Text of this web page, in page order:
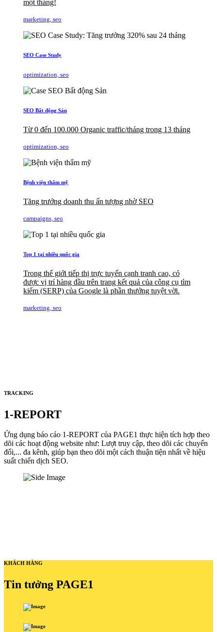
một tháng!
marketing, seo
SEO Case Study
optimization, seo
SEO Bất động Sản
Từ 0 đến 100.000 Organic traffic/tháng trong 13 tháng
optimization, seo
Bệnh viện thẩm mỹ
Tăng trưởng doanh thu ấn tượng nhờ SEO
campaigns, seo
Top 1 tại nhiều quốc gia
Trong thế giới tiếp thị trực tuyến cạnh tranh cao, có
được vị trí hàng đầu trên trang kết quả của công cụ tìm
kiếm (SERP) của Google là phần thưởng tuyệt vời.
marketing, seo
TRACKING
1-REPORT
Ứng dụng báo cáo 1-REPORT của PAGE1 thực hiện tích hợp theo
dõi các hoạt động website như: Lượt truy cập, theo dõi các chuyển
đổi,... đa kênh, giúp bạn theo dõi một cách thuận tiện nhất về hiệu
suất chiến dịch SEO.
KHÁCH HÀNG
Tin tưởng PAGE1